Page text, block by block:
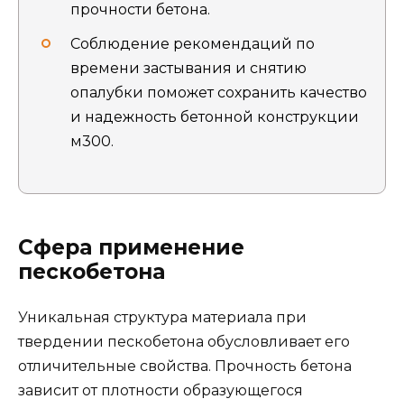
прочности бетона.
Соблюдение рекомендаций по
времени застывания и снятию
опалубки поможет сохранить качество
и надежность бетонной конструкции
м300.
Сфера применение
пескобетона
Уникальная структура материала при
твердении пескобетона обусловливает его
отличительные свойства. Прочность бетона
зависит от плотности образующегося